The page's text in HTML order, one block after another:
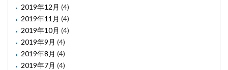
2019年12月 (4)
2019年11月 (4)
2019年10月 (4)
2019年9月 (4)
2019年8月 (4)
2019年7月 (4)